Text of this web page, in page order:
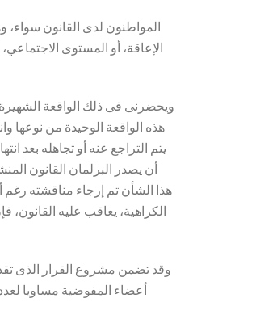
المواطنون لدى القانون سواء،
الإعاقة، أو المستوى
ويحضرنى فى ذلك الواقعة الشهيرة
هذه الواقعة الوحيدة من نوعها
يتم التراجع عنه أو تجاهله بعد
أن يصدر البرلمان القانون
هذا الشأن تم إرجاء مناقشته رغم
وقد تضمن مشروع القرار الذى
أعضاء المفوضية مساويا